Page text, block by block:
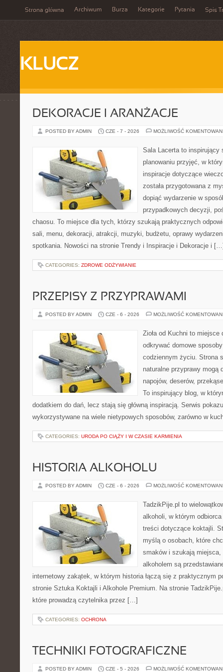
Strona główna Archiwum Burza Kategorie Pytania Spis
KLUCZ
DEKORACJE I ARANŻACJE
POSTED BY ADMIN CZE - 7 - 2026 MOŻLIWOŚĆ
Sala Lacerta to inspirujący
planowaniu przyjęć, w
inspiracje dotyczące
została przygotowana z
dopiąć wydarzenie w
przypadkowych decyzji,
chaosu. To miejsce dla tych, którzy szukają praktycznych
sali, menu, dekoracji, atrakcji, muzyki, budżetu, oprawy
spotkania. Nowości na stronie Trendy i Inspiracje i Dekoracje i
CATEGORIES: ZDROWE ODŻYWIANIE
PRZEPISY Z PRZYPRAWAMI
POSTED BY ADMIN CZE - 6 - 2026 MOŻLIWOŚĆ
Zioła od Kuchni to
odkrywać domowe
codziennym życiu. Strona
naturalne przyprawy mogą
napojów, deserów,
To inspirujący blog, w
dodatkiem do dań, lecz stają się główną inspiracją. Serwis
wykorzystywane na wiele nietypowych sposobów, zarówno w
CATEGORIES: URODA PO CIĄŻY I W CZASIE KARMIENIA
HISTORIA ALKOHOLU
POSTED BY ADMIN CZE - 6 - 2026 MOŻLIWOŚĆ
TadzikPije.pl to
alkoholi, w którym
treści dotyczące koktajli.
myślą o osobach, które
smaków i szukają
alkoholem są
internetowy zakątek, w którym historia łączą się z praktycznym
stronie Sztuka Koktajli i Alkohole Premium. Na stronie
które prowadzą czytelnika przez […]
CATEGORIES: OCHRONA
TECHNIKI FOTOGRAFICZNE
POSTED BY ADMIN CZE - 5 - 2026 MOŻLIWOŚĆ